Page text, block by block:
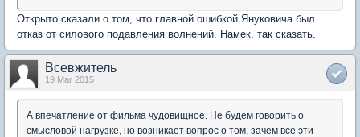
Открыто сказали о том, что главной ошибкой Януковича был
отказ от силового подавления волнений. Намек, так сказать.
Всевжитель
19 Mar 2015
А впечатление от фильма чудовищное. Не будем говорить о
смысловой нагрузке, но возникает вопрос о том, зачем все эти